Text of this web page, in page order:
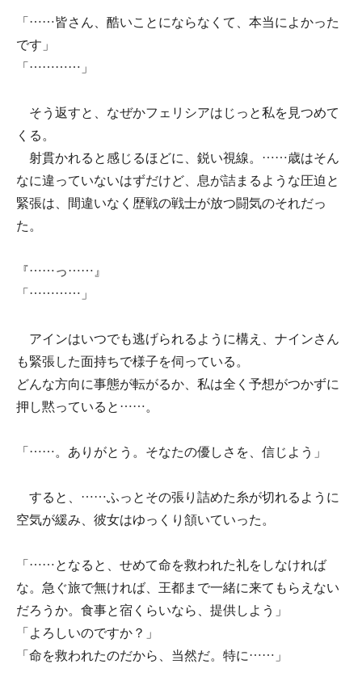
「……皆さん、酷いことにならなくて、本当によかった
です」
「…………」
そう返すと、なぜかフェリシアはじっと私を見つめて
くる。
射貫かれると感じるほどに、鋭い視線。……歳はそん
なに違っていないはずだけど、息が詰まるような圧迫と
緊張は、間違いなく歴戦の戦士が放つ闘気のそれだっ
た。
『……っ……』
「…………」
アインはいつでも逃げられるように構え、ナインさん
も緊張した面持ちで様子を伺っている。
どんな方向に事態が転がるか、私は全く予想がつかずに
押し黙っていると……。
「……。ありがとう。そなたの優しさを、信じよう」
すると、……ふっとその張り詰めた糸が切れるように
空気が緩み、彼女はゆっくり頷いていった。
「……となると、せめて命を救われた礼をしなければ
な。急ぐ旅で無ければ、王都まで一緒に来てもらえない
だろうか。食事と宿くらいなら、提供しよう」
「よろしいのですか？」
「命を救われたのだから、当然だ。特に……」